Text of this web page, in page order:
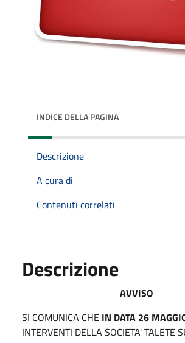
INDICE DELLA PAGINA
Descrizione
A cura di
Contenuti correlati
Descrizione
AVVISO
SI COMUNICA CHE IN DATA 26
INTERVENTI DELLA SOCIETA' TALETE